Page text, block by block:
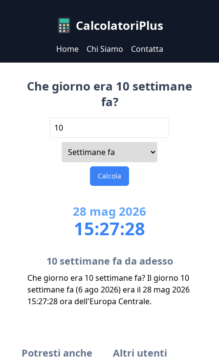
CalcolatoriPlus
Home Chi Siamo Contatta
Che giorno era 10 settimane
fa?
Calcola
28 mag 2026
15:27:28
10 settimane fa da adesso
Che giorno era 10 settimane fa? Il giorno 10
settimane fa (6 ago 2026) era il 28 mag 2026
15:27:28 ora dell'Europa Centrale.
Potresti anche
Altri utenti